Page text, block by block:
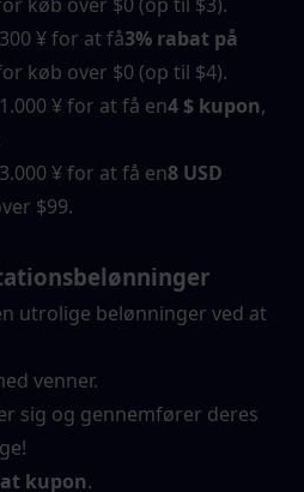
¥ for at få3% rabat på
køb over $0 (op til $4).
¥ for at få en4 $ kupon,
¥ for at få en8 USD
$99.
utrolige belønninger ved at
venner.
sig og gennemfører deres
kupon.